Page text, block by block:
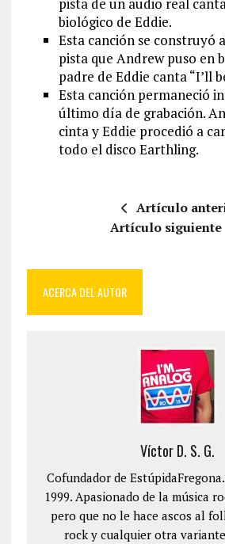
pista de un audio real
biológico de Eddie.
Esta canción se construyó
pista que Andrew puso en
padre de Eddie canta “I’ll
Esta canción permaneció
último día de grabación.
cinta y Eddie procedió a
todo el disco Earthling.
Artículo
Artículo siguiente
ACERCA DEL AUTOR
Víctor D. S. G.
Cofundador de
1999. Apasionado de la música
pero que no le hace ascos al
rock y cualquier otra